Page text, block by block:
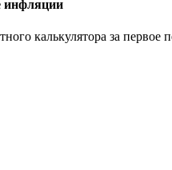
инфляции
калькулятора за первое